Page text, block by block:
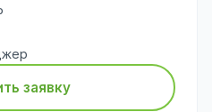
заявку